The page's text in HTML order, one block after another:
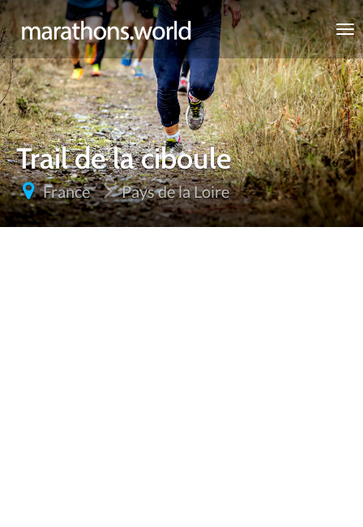
marathons.world
Trail de la ciboule
France Pays de la Loire